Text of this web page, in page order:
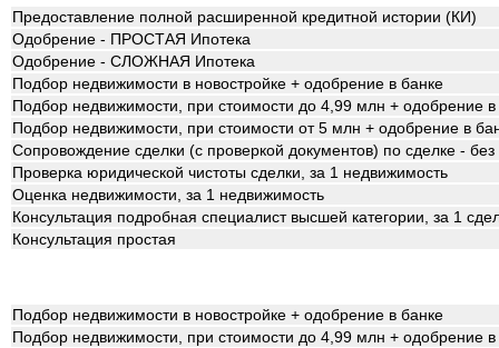
Предоставление полной расширенной кредитной истории (КИ)
Одобрение - ПРОСТАЯ Ипотека
Одобрение - СЛОЖНАЯ Ипотека
Подбор недвижимости в новостройке + одобрение в банке
Подбор недвижимости, при стоимости до 4,99 млн + одобрение в
Подбор недвижимости, при стоимости от 5 млн + одобрение в
Сопровождение сделки (с проверкой документов) по сделке -
Проверка юридической чистоты сделки, за 1 недвижимость
Оценка недвижимости, за 1 недвижимость
Консультация подробная специалист высшей категории, за 1
Консультация простая
Подбор недвижимости в новостройке + одобрение в банке
Подбор недвижимости, при стоимости до 4,99 млн + одобрение в